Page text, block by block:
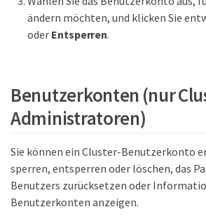
ändern möchten, und klicken Sie
oder Entsperren.
Benutzerkonten (nur
Administratoren)
Sie können ein Cluster-Benutzerkonto
sperren, entsperren oder löschen, das
Benutzers zurücksetzen oder
Benutzerkonten anzeigen.